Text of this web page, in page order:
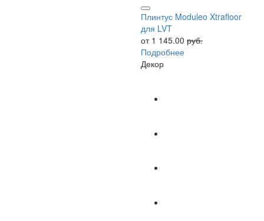
Плинтус Moduleo Xtrafloor
для LVT
от 1 145.00 руб.
Подробнее
Декор